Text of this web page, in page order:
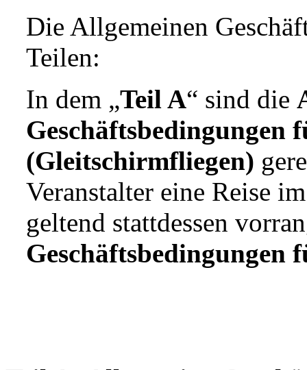
Die Allgemeinen
Teilen:
In dem „Teil A“ sind die
Geschäftsbedingungen
(Gleitschirmfliegen)
Veranstalter eine Reise
geltend stattdessen
Geschäftsbedingungen